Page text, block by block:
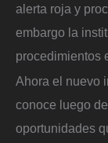
alerta roja y
embargo la
procedimientos
Ahora el nuevo
conoce luego
oportunidades